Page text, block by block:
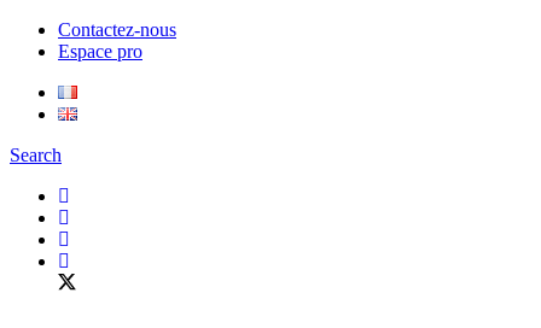
Contactez-nous
Espace pro
Search